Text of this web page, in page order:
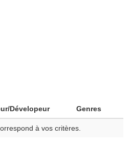
Dévelopeur Genres
à vos critères.